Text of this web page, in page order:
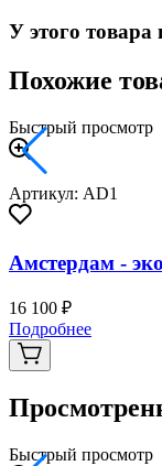
У этого товара
Похожие
Быстрый просмотр
Артикул: AD1
Амстердам -
16 100 ₽
Подробнее
Быстрый просмотр